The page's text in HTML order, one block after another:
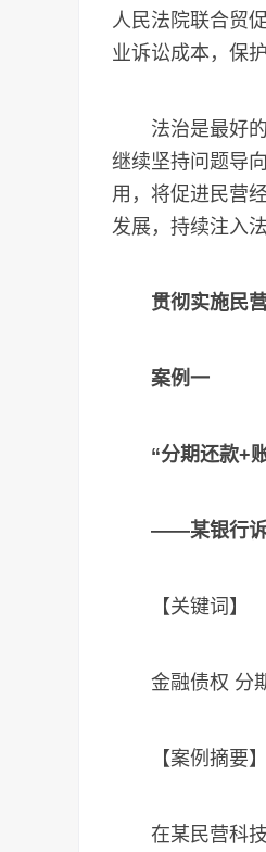
人民法院联合贸
业诉讼成本，保
法治是最好的
继续坚持问题导
用，将促进民营
发展，持续注入
贯彻实施民
案例一
“分期还款+
——某银行诉
【关键词】
金融债权 分期
【案例摘要】
在某民营科技